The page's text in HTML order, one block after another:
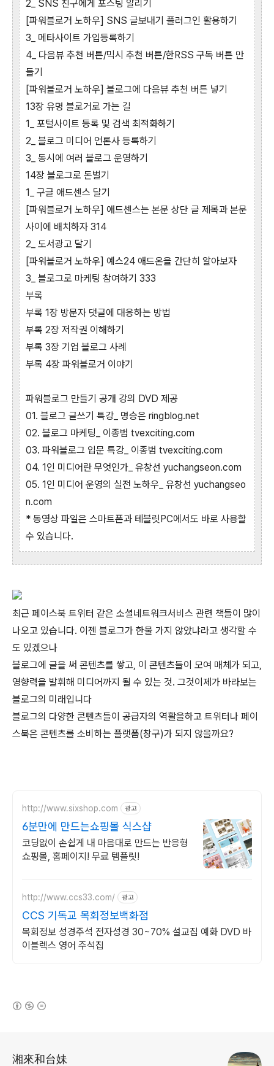
2_ SNS 친구에게 포스팅 알리기
[파워블로거 노하우] SNS 글보내기 플러그인 활용하기
3_ 메타사이트 가입등록하기
4_ 다음뷰 추천 버튼/믹시 추천 버튼/한RSS 구독 버튼 만
들기
[파워블로거 노하우] 블로그에 다음뷰 추천 버튼 넣기
13장 유명 블로거로 가는 길
1_ 포털사이트 등록 및 검색 최적화하기
2_ 블로그 미디어 언론사 등록하기
3_ 동시에 여러 블로그 운영하기
14장 블로그로 돈벌기
1_ 구글 애드센스 달기
[파워블로거 노하우] 애드센스는 본문 상단 글 제목과 본문
사이에 배치하자 314
2_ 도서광고 달기
[파워블로거 노하우] 예스24 애드온을 간단히 알아보자
3_ 블로그로 마케팅 참여하기 333
부록
부록 1장 방문자 댓글에 대응하는 방법
부록 2장 저작권 이해하기
부록 3장 기업 블로그 사례
부록 4장 파워블로거 이야기
파워블로그 만들기 공개 강의 DVD 제공
01. 블로그 글쓰기 특강_ 명승은 ringblog.net
02. 블로그 마케팅_ 이종범 tvexciting.com
03. 파워블로그 입문 특강_ 이종범 tvexciting.com
04. 1인 미디어란 무엇인가_ 유창선 yuchangseon.com
05. 1인 미디어 운영의 실전 노하우_ 유창선 yuchangseo
n.com
* 동영상 파일은 스마트폰과 테블릿PC에서도 바로 사용할
수 있습니다.
최근 페이스북 트위터 같은 소셜네트워크서비스 관련 책들이 많이
나오고 있습니다. 이젠 블로그가 한물 가지 않았냐라고 생각할 수
도 있겠으나
블로그에 글을 써 콘텐츠를 쌓고, 이 콘텐츠들이 모여 매체가 되고,
영향력을 발휘해 미디어까지 될 수 있는 것. 그것이제가 바라보는
블로그의 미래입니다
블로그의 다양한 콘텐츠들이 공급자의 역활을하고 트위터나 페이
스북은 콘텐츠를 소비하는 플랫폼(창구)가 되지 않을까요?
http://www.sixshop.com 광고
6분만에 만드는쇼핑몰 식스샵
코딩없이 손쉽게 내 마음대로 만드는 반응형
쇼핑몰, 홈페이지! 무료 템플릿!
http://www.ccs33.com/ 광고
CCS 기독교 목회정보백화점
목회정보 성경주석 전자성경 30~70% 설교집 예화 DVD 바
이블렉스 영어 주석집
湘來和台妹